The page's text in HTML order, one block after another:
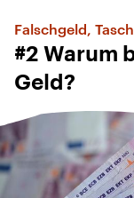
Falschgeld,
#2 Warum
Geld?